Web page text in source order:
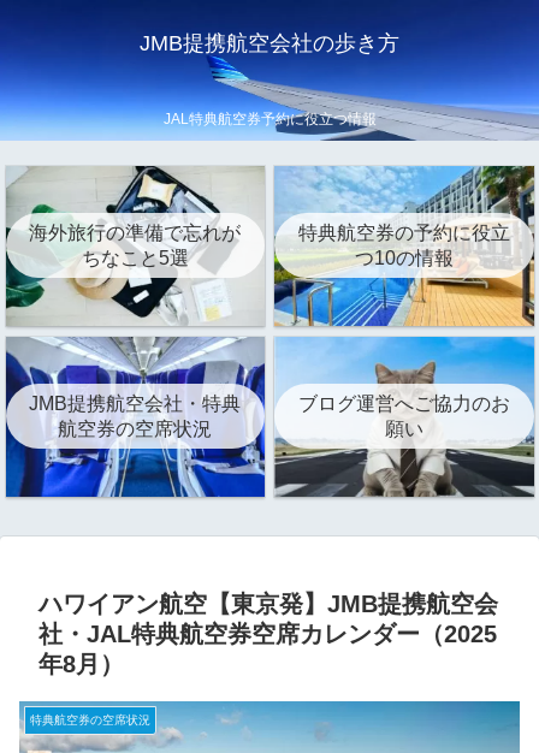
JMB提携航空会社の歩き方
JAL特典航空券予約に役立つ情報
海外旅行の準備で忘れが
ちなこと5選
特典航空券の予約に役立
つ10の情報
JMB提携航空会社・特典
航空券の空席状況
ブログ運営へご協力のお
願い
ハワイアン航空【東京発】JMB提携航空会
社・JAL特典航空券空席カレンダー（2025
年8月）
特典航空券の空席状況